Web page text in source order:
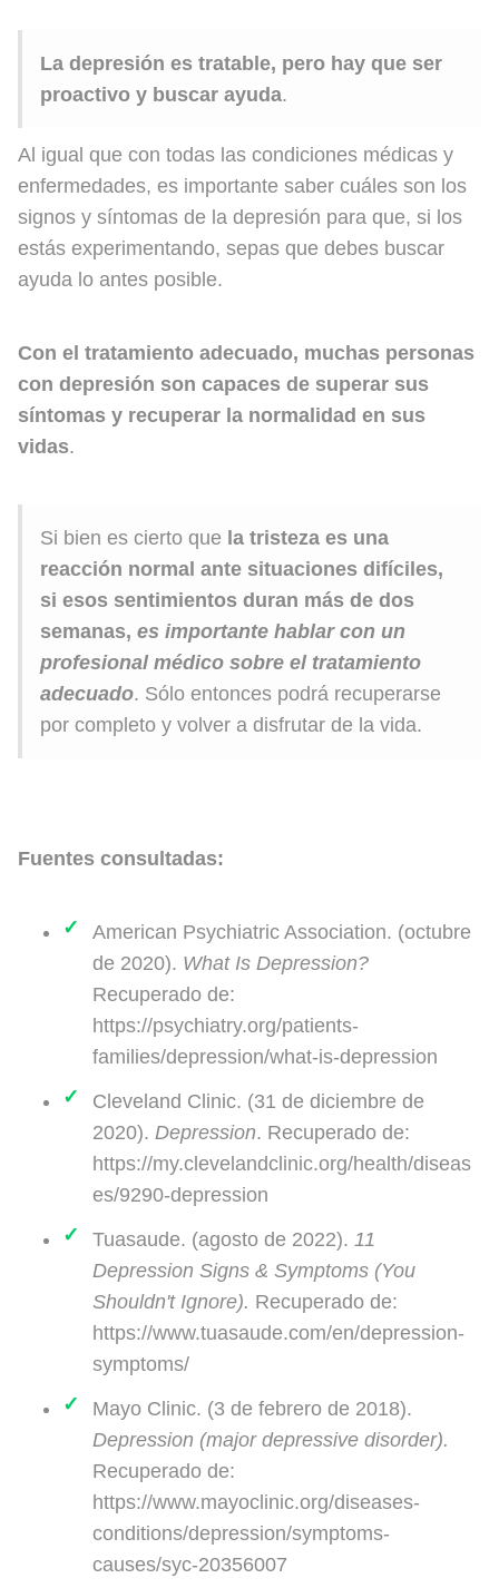
La depresión es tratable, pero hay que ser
proactivo y buscar ayuda.
Al igual que con todas las condiciones médicas y
enfermedades, es importante saber cuáles son los
signos y síntomas de la depresión para que, si los
estás experimentando, sepas que debes buscar
ayuda lo antes posible.
Con el tratamiento adecuado, muchas personas
con depresión son capaces de superar sus
síntomas y recuperar la normalidad en sus
vidas.
Si bien es cierto que la tristeza es una
reacción normal ante situaciones difíciles,
si esos sentimientos duran más de dos
semanas, es importante hablar con un
profesional médico sobre el tratamiento
adecuado. Sólo entonces podrá recuperarse
por completo y volver a disfrutar de la vida.
Fuentes consultadas:
American Psychiatric Association. (octubre
de 2020). What Is Depression?
Recuperado de:
https://psychiatry.org/patients-
families/depression/what-is-depression
Cleveland Clinic. (31 de diciembre de
2020). Depression. Recuperado de:
https://my.clevelandclinic.org/health/diseas
es/9290-depression
Tuasaude. (agosto de 2022). 11
Depression Signs & Symptoms (You
Shouldn't Ignore). Recuperado de:
https://www.tuasaude.com/en/depression-
symptoms/
Mayo Clinic. (3 de febrero de 2018).
Depression (major depressive disorder).
Recuperado de:
https://www.mayoclinic.org/diseases-
conditions/depression/symptoms-
causes/syc-20356007